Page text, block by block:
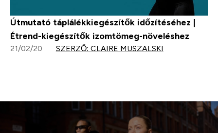
Útmutató táplálékkiegészítők időzítéséhez |
Étrend-kiegészítők izomtömeg-növeléshez
21/02/20 SZERZŐ: CLAIRE MUSZALSKI